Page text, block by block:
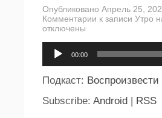
Опубликовано Апрель 25,
Комментарии к записи Утро
отключены
00:00
Подкаст:
Subscribe: Android | RSS